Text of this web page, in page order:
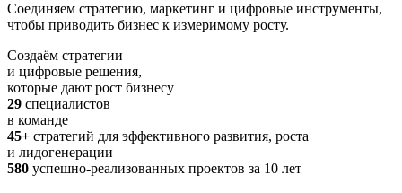
Соединяем стратегию, маркетинг и цифровые инструменты,
чтобы приводить бизнес к измеримому росту.
Создаём стратегии
и цифровые решения,
которые дают рост бизнесу
29 специалистов
в команде
45+ стратегий для эффективного развития, роста
и лидогенерации
580 успешно-реализованных проектов за 10 лет